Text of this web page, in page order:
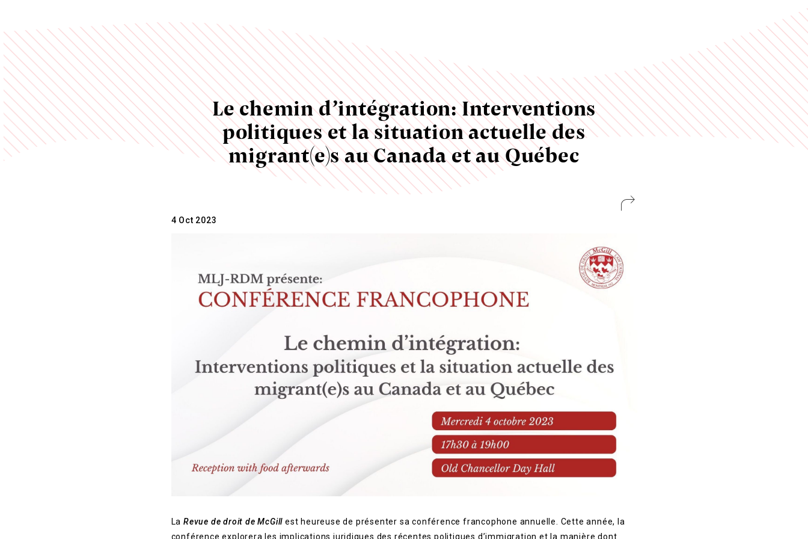
Le chemin d’intégration: Interventions
politiques et la situation actuelle des
migrant(e)s au Canada et au Québec
4 Oct 2023
La Revue de droit de McGill est heureuse de présenter sa conférence francophone annuelle. Cette année, la
conférence explorera les implications juridiques des récentes politiques d’immigration et la manière dont